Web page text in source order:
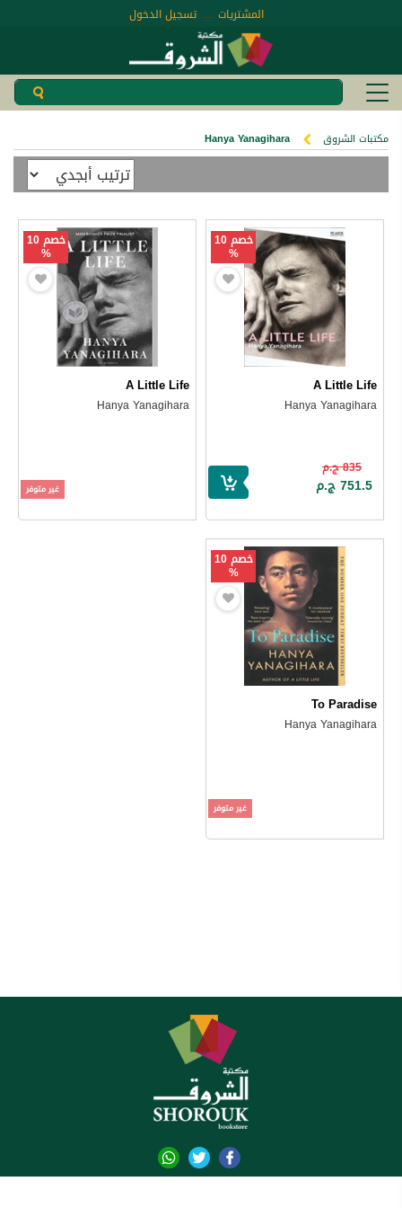
تسجيل الدخول المشتريات
مكتبات الشروق Hanya Yanagihara
خصم 10
%
A Little Life
Hanya Yanagihara
835 ج.م
751.5 ج.م
خصم 10
%
A Little Life
Hanya Yanagihara
غير متوفر
خصم 10
%
To Paradise
Hanya Yanagihara
غير متوفر